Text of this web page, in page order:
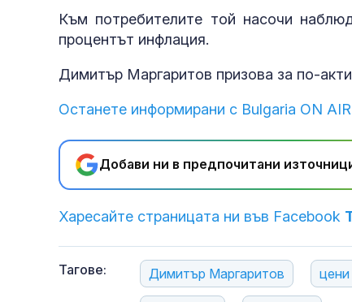
Към потребителите той насочи
процентът инфлация.
Димитър Маргаритов призова за по-
Останете информирани с Bulgaria ON
Добави ни в предпочитани
Харесайте страницата ни във Facebook
Тагове: Димитър Маргаритов цени